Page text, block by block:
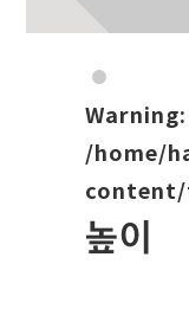
Warning
/home/
높이